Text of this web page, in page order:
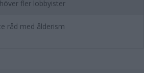
fler lobbyister
råd med ålderism